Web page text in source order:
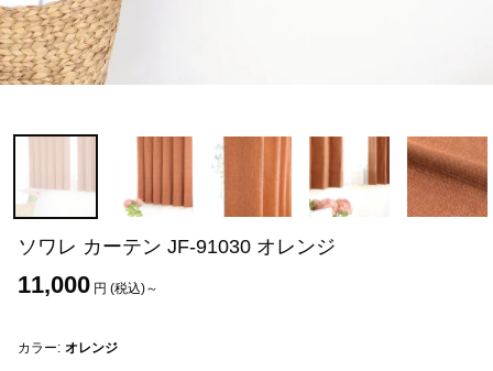
ソワレ カーテン JF-91030 オレンジ
11,000 円 (税込)～
カラー: オレンジ